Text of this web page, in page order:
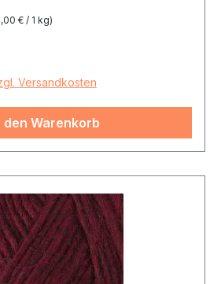
€ / 1 kg)
Versandkosten
den Warenkorb